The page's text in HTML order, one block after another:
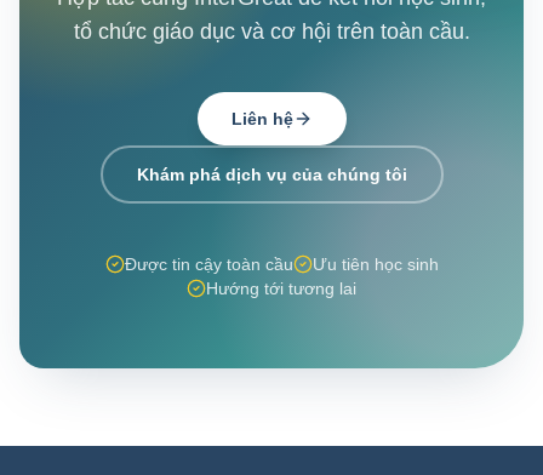
tổ chức giáo dục và cơ hội trên toàn cầu.
Liên hệ
Khám phá dịch vụ của chúng tôi
Được tin cậy toàn cầu
Ưu tiên học sinh
Hướng tới tương lai